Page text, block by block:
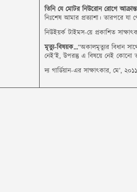
তিনি যে মোটর নিউরোন রোগে
নিঃশেষ আমার প্রত্যাশা। তারপরে যা
নিউইয়র্ক টাইমস-য়ে প্রকাশিত
মৃত্যু-বিষয়ক…“অকালমৃত্যুর বিধান
নেই’ই, উপরন্তু এ বিষয়ে নেই
দ্য গার্ডিয়ান-এর সাক্ষাৎকার, মে’, ২০১১